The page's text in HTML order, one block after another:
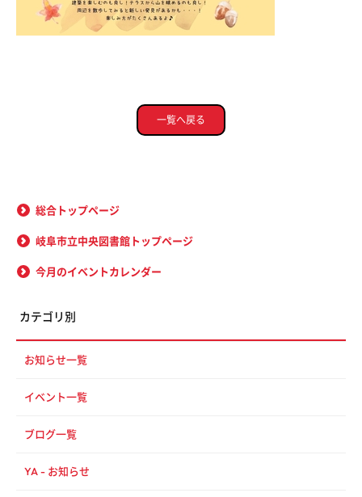
一覧へ戻る
総合トップページ
岐阜市立中央図書館トップページ
今月のイベントカレンダー
カテゴリ別
お知らせ一覧
イベント一覧
ブログ一覧
YA - お知らせ